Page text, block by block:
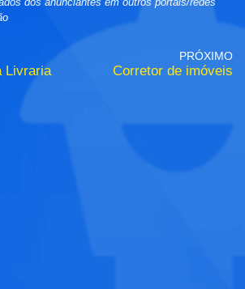
Livraria
PRÓXIMO
Corretor de imóveis